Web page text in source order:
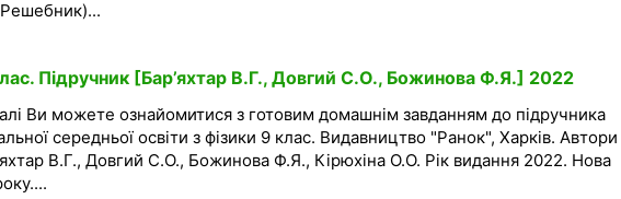
Підручник [Бар’яхтар В.Г., Довгий С.О., Божинова Ф.Я.] 2022
Ви можете ознайомитися з готовим домашнім завданням до підручника
середньої освіти з фізики 9 клас. Видавництво "Ранок", Харків. Автори
В.Г., Довгий С.О., Божинова Ф.Я., Кірюхіна О.О. Рік видання 2022. Нова